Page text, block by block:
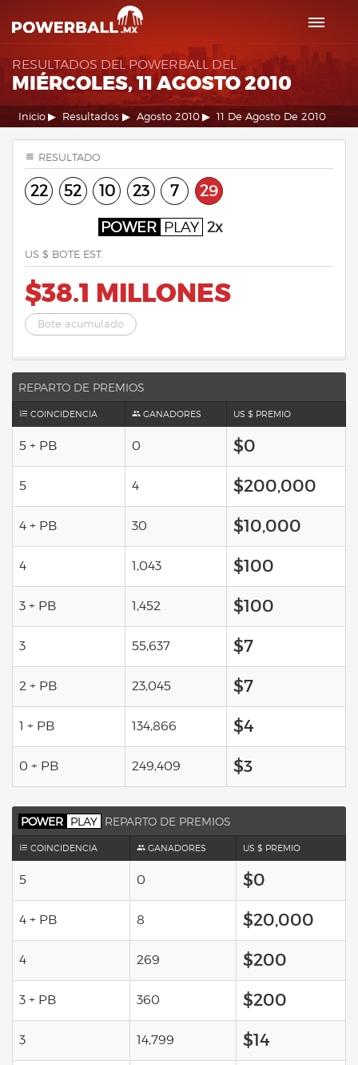
RESULTADOS DEL POWERBALL DEL
MIÉRCOLES, 11 AGOSTO 2010
Inicio Resultados Agosto 2010 11 De Agosto De 2010
RESULTADO
22 52 10 23 7 29
POWER PLAY 2x
US $ BOTE EST.
$38.1 MILLONES
Bote acumulado
REPARTO DE PREMIOS
COINCIDENCIA GANADORES US $ PREMIO
5 + PB 0 $0
5 4 $200,000
4 + PB 30 $10,000
4 1,043 $100
3 + PB 1,452 $100
3 55,637 $7
2 + PB 23,045 $7
1 + PB 134,866 $4
0 + PB 249,409 $3
POWER PLAY REPARTO DE PREMIOS
COINCIDENCIA GANADORES US $ PREMIO
5 0 $0
4 + PB 8 $20,000
4 269 $200
3 + PB 360 $200
3 14,799 $14